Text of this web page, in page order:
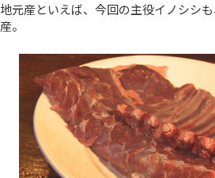
地元産といえば、今回の主役イノシシ
産。